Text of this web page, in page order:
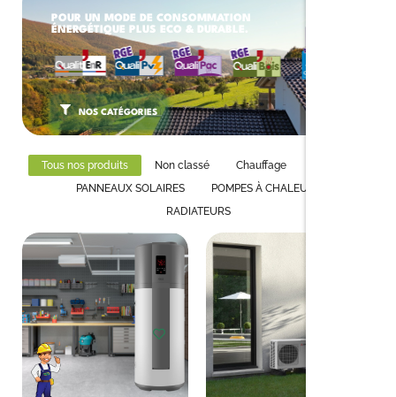
POUR UN MODE DE CONSOMMATION
ÉNERGÉTIQUE PLUS ECO & DURABLE.
NOS CATÉGORIES
Tous nos produits Non classé Chauffage
PANNEAUX SOLAIRES
POMPES À CHALEURS
RADIATEURS
Choisir Choisir